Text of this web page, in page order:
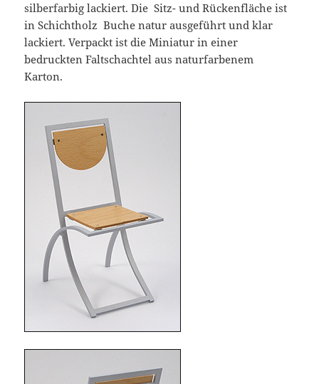
silberfarbig lackiert. Die Sitz- und Rückenfläche ist
in Schichtholz Buche natur ausgeführt und klar
lackiert. Verpackt ist die Miniatur in einer
bedruckten Faltschachtel aus naturfarbenem
Karton.